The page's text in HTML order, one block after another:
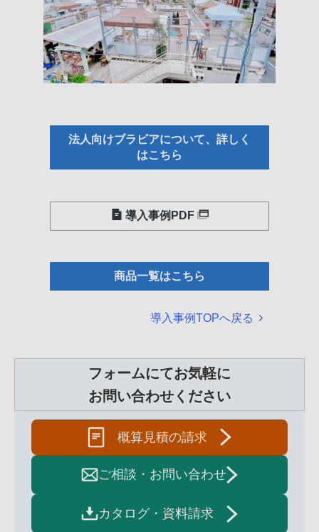
法人向けブラビアについて、詳しく
はこちら
導入事例PDF
商品一覧はこちら
導入事例TOPへ戻る
フォームにてお気軽に
お問い合わせください
概算見積の請求
ご相談・お問い合わせ
カタログ・資料請求